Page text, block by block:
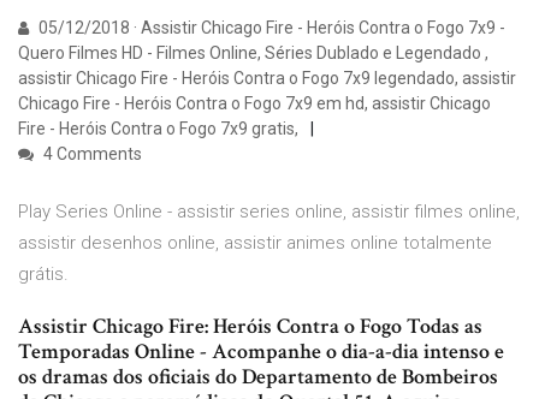
05/12/2018 · Assistir Chicago Fire - Heróis Contra o Fogo 7x9 -
Quero Filmes HD - Filmes Online, Séries Dublado e Legendado ,
assistir Chicago Fire - Heróis Contra o Fogo 7x9 legendado, assistir
Chicago Fire - Heróis Contra o Fogo 7x9 em hd, assistir Chicago
Fire - Heróis Contra o Fogo 7x9 gratis,
4 Comments
Play Series Online - assistir series online, assistir filmes online,
assistir desenhos online, assistir animes online totalmente
grátis.
Assistir Chicago Fire: Heróis Contra o Fogo Todas as
Temporadas Online - Acompanhe o dia-a-dia intenso e
os dramas dos oficiais do Departamento de Bombeiros